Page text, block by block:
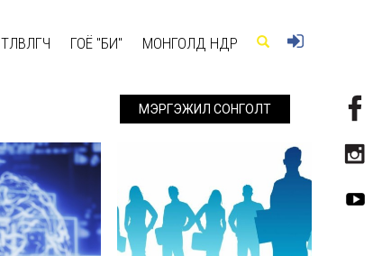
ТӨЛӨВЛӨГЧ ГОЁ "БИ" МОНГОЛД ӨНӨӨДӨР
МЭРГЭЖИЛ СОНГОЛТ